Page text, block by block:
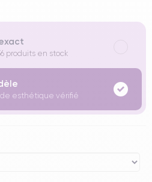
produits en stock
esthétique vérifié